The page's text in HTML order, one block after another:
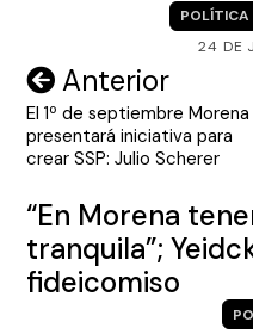
POLÍTICA
24 DE
Navegación
de
entradas
Anterior
El 1º de septiembre Morena
presentará iniciativa para
crear SSP: Julio Scherer
“En Morena
tranquila”;
fideicomiso